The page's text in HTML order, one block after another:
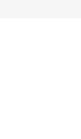
の
情
，
携